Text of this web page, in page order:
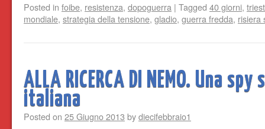
Posted in foibe, resistenza, dopoguerra | Tagged 40 giorni,
mondiale, strategia della tensione, gladio, guerra fredda, risiera
ALLA RICERCA DI NEMO. Una
italiana
Posted on 25 Giugno 2013 bydiecifebbraio1